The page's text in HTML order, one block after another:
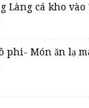
Làng cá kho vào
phi- Món ăn lạ